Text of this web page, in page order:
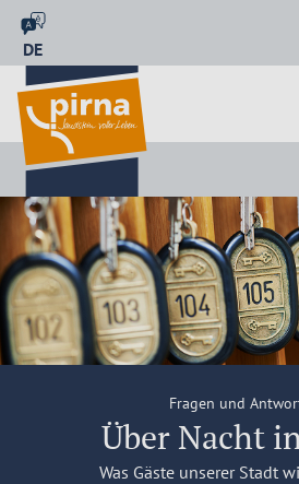
DE
Fragen und
Über Nacht
Was Gäste unserer Stadt